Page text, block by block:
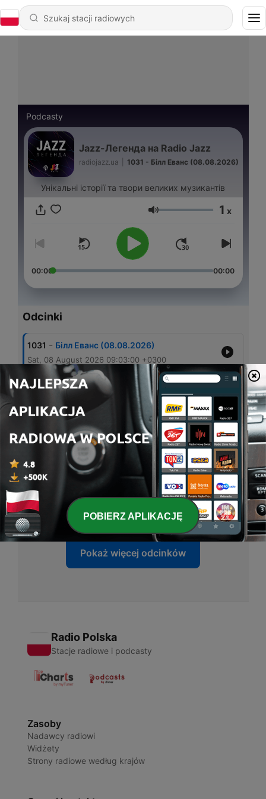
Podcasty
Jazz-Легенда на Radio Jazz
radiojazz.ua 1031 - Білл Еванс (08.08.2026)
Унікальні історії та твори великих музикантів
Głośność 1 x
00:00 00:00
Odcinki
1031 - Білл Еванс (08.08.2026)
Sat, 08 August 2026 09:03:00 +0300
1030 - Бетті Картер (06.08.2026)
Thu, 06 August 2026 09:03:00 +0300
Ніна Сімон (05.08.2026)
Wed, 05 August 2026 09:03:00 +0300
1028 Хербі Хенкок (04.08.2026)
Tue, 04 August 2026 09:03:00 +0300
1027 Боббі Макферрін (02.08.2026)
Sun, 02 August 2026 09:03:00 +0300
Pokaż więcej odcinków
Radio Polska
Stacje radiowe i podcasty
Zasoby
Nadawcy radiowi
Widżety
Strony radiowe według krajów
POBIERZ APLIKACJĘ